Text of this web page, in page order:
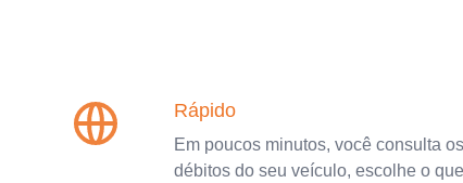
Rápido
Em poucos minutos, você consulta os
débitos do seu veículo, escolhe o que